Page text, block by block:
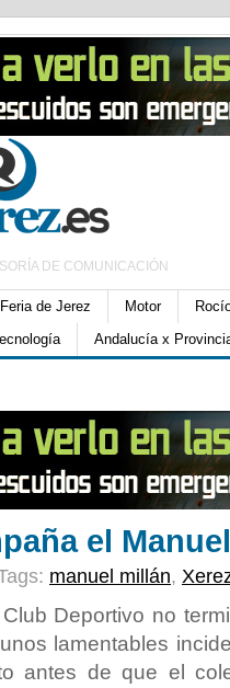
DE COMUNICACIÓN
Feria de Jerez Motor
Andalucía x
el
manuel millán,
Deportivo no
lamentables
antes de que el